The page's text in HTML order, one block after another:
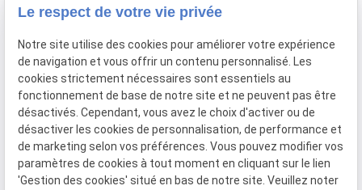
pin_drop
Adresse
117 Rte du Bar,
06740 Châteauneuf-Grasse
Le respect de votre vie privée
Notre site utilise des cookies pour améliorer votre expérience
de navigation et vous offrir un contenu personnalisé. Les
cookies strictement nécessaires sont essentiels au
fonctionnement de base de notre site et ne peuvent pas être
désactivés. Cependant, vous avez le choix d'activer ou de
désactiver les cookies de personnalisation, de performance et
de marketing selon vos préférences. Vous pouvez modifier vos
paramètres de cookies à tout moment en cliquant sur le lien
'Gestion des cookies' situé en bas de notre site. Veuillez noter